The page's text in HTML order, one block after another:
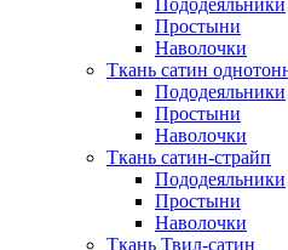
Пододеяльники
Простыни
Наволочки
Ткань сатин
Пододеяльники
Простыни
Наволочки
Ткань сатин-страйп
Пододеяльники
Простыни
Наволочки
Ткань Твил-сатин